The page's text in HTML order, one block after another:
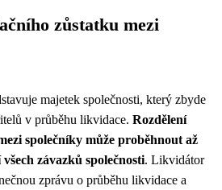
zůstatku mezi
majetek společnosti, který zbyde
v průběhu likvidace. Rozdělení
společníky může proběhnout až
závazků společnosti. Likvidátor
zprávu o průběhu likvidace a